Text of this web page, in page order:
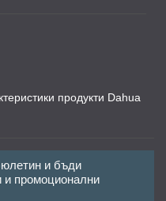
продукти Dahua
и бъди
и промоционални